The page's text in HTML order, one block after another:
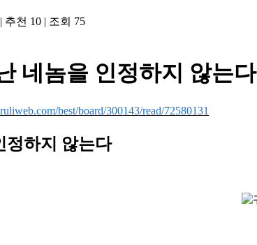
| 추천 10 | 조회 75
네놈을 인정하지 않는다
best/board/300143/read/72580131
정하지 않는다